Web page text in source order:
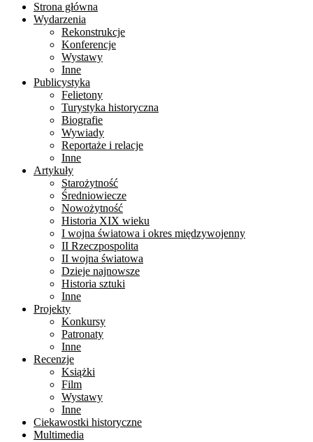
Strona główna
Wydarzenia
Rekonstrukcje
Konferencje
Wystawy
Inne
Publicystyka
Felietony
Turystyka historyczna
Biografie
Wywiady
Reportaże i relacje
Inne
Artykuły
Starożytność
Średniowiecze
Nowożytność
Historia XIX wieku
I wojna światowa i okres międzywojenny
II Rzeczpospolita
II wojna światowa
Dzieje najnowsze
Historia sztuki
Inne
Projekty
Konkursy
Patronaty
Inne
Recenzje
Książki
Film
Wystawy
Inne
Ciekawostki historyczne
Multimedia